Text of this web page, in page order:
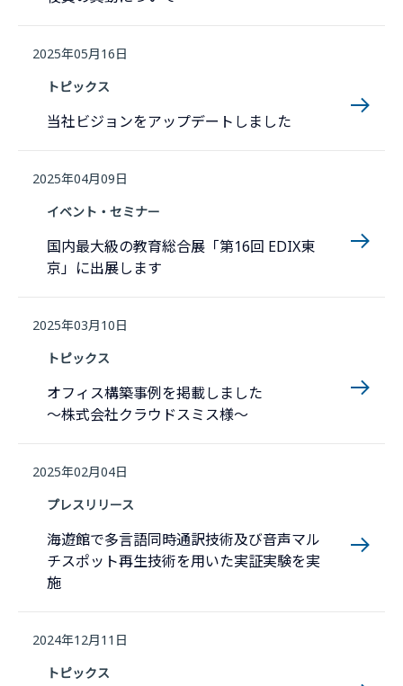
2025年05月16日
トピックス
当社ビジョンをアップデートしました
2025年04月09日
イベント・セミナー
国内最大級の教育総合展「第16回 EDIX東
京」に出展します
2025年03月10日
トピックス
オフィス構築事例を掲載しました
〜株式会社クラウドスミス様〜
2025年02月04日
プレスリリース
海遊館で多言語同時通訳技術及び音声マル
チスポット再生技術を用いた実証実験を実
施
2024年12月11日
トピックス